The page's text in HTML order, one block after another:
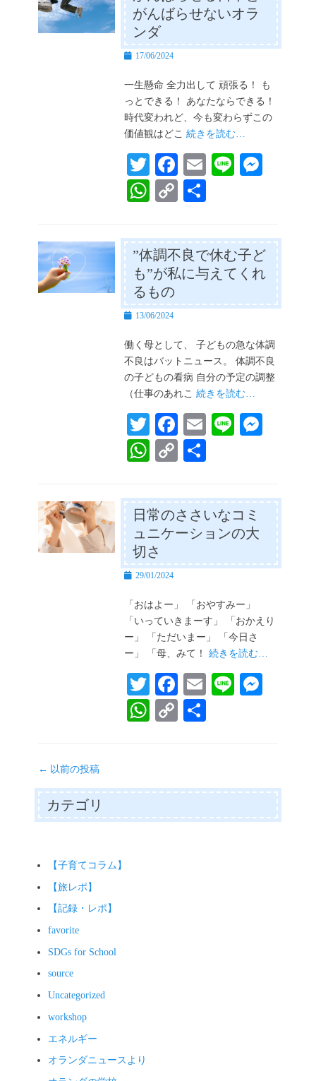
pp nk
がんばらせないオラ
ンダ
投
日
17/06/2024
一生懸命 全力出して 頑張る！ も
っとできる！ あなたならできる！
時代変われど、今も変わらずこの
価値観はどこ続きを読む…
T
wi
tte
r
Fa
ce
bo
ok
E
Li
ng
er
W
ts
A
pp
C
y
Li
nk
”体調不良で休む子ど
も”が私に与えてくれ
るもの
投
日
13/06/2024
働く母として、 子どもの急な体調
不良はバットニュース。 体調不良
の子どもの看病 自分の予定の調整
（仕事のあれこ続きを読む…
T
wi
tte
r
Fa
ce
bo
ok
E
Li
ng
er
W
ts
A
pp
C
y
Li
nk
日常のささいなコミ
ュニケーションの大
切さ
投
日
29/01/2024
「おはよー」 「おやすみー」
「いっていきまーす」 「おかえり
ー」 「ただいまー」 「今日さ
ー」 「母、みて！続きを読む…
T
wi
tte
Fa
ce
bo
E
Li
W
pp
C
nk
投
稿
ナ
ビ
シ
← 以前の投稿
カテゴリ
【子育てコラム】
【旅レポ】
【記録・レポ】
favorite
SDGs for School
source
Uncategorized
workshop
エネルギー
オランダニュースより